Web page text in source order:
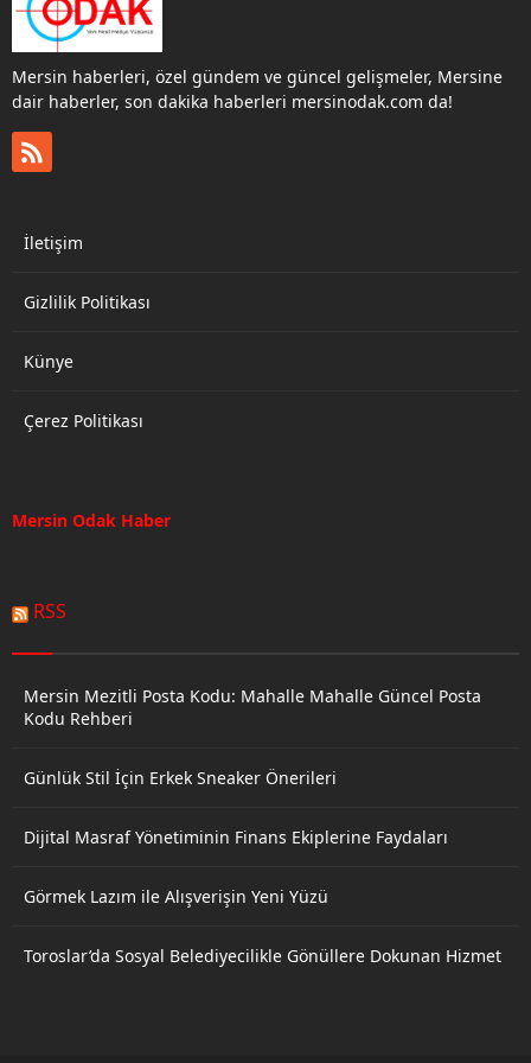
açıkladığımız gibi MHP
Genel merkezi tarafından
kamuoyuna Serdar
Soydan olarak
duyuruldu. Milliyetçi
Hareket Partisi ( MHP ),...
Mersin haberleri, özel gündem ve güncel gelişmeler, Mersine
dair haberler, son dakika haberleri mersinodak.com da!
İletişim
Gizlilik Politikası
Künye
Çerez Politikası
Mersin Odak Haber
RSS
Mersin Mezitli Posta Kodu: Mahalle Mahalle Güncel Posta
Kodu Rehberi
Günlük Stil İçin Erkek Sneaker Önerileri
Dijital Masraf Yönetiminin Finans Ekiplerine Faydaları
Görmek Lazım ile Alışverişin Yeni Yüzü
Toroslar’da Sosyal Belediyecilikle Gönüllere Dokunan Hizmet